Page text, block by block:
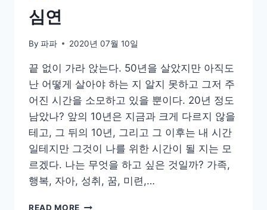
심연
By 파파 2020년 07월 10일
끝 없이 가라 앉는다. 50년을 살았지만 아직도
난 어떻게 살아야 하는 지 알지 못하고 그저 주
어진 시간을 소모하고 있을 뿐이다. 20년 정도
남았나? 앞의 10년은 지금과 크게 다르지 않을
테고, 그 뒤의 10년, 그리고 그 이후는 내 시간
일테지만 그것이 나를 위한 시간이 될 지는 모
르겠다. 나는 무엇을 하고 싶은 것일까? 가족,
행복, 자아, 성취, 꿈, 미련,…
READ MORE